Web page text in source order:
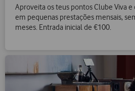
Aproveita os teus pontos Clube Viva
em pequenas prestações mensais,
meses. Entrada inicial de €100.